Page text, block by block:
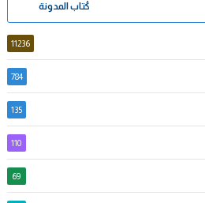
كُتاب المدونة
11236
784
135
110
69